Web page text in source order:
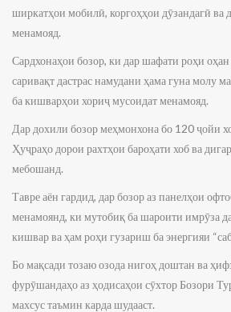
ширкатҳои мобилӣ, коргоҳҳои дӯзандагӣ ва
менамояд.
Сардхонаҳои бозор, ки дар шафати роҳи оҳан
саривақт дастрас намудани ҳама гуна молу
ба кишварҳои хориҷ мусоидат менамояд.
Дар дохили бозор меҳмонхона бо 120 ҷойи
Ҳуҷраҳо дорои рахтҳои бароҳати хоб ва
мебошанд.
Тавре аён гардид, дар бозор аз панелҳои
менамоянд, ки мутобиқ ба шароити имрӯза
кишвар ва ҳам роҳи гузариш ба энергияи
Бо мақсади тозаю озода нигоҳ доштан ва
фурӯшандаҳо аз ҳодисаҳои сӯхтор Бозори
махсус таъмин карда шудааст.